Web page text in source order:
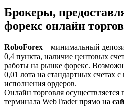
Брокеры,
форекс онлайн
RoboForex – минимальный
0,4 пункта, наличие центовых
работы на рынке форекс.
0,01 лота на стандартных счетах
исполнения ордеров.
Онлайн торговля
терминала WebTrader прямо на